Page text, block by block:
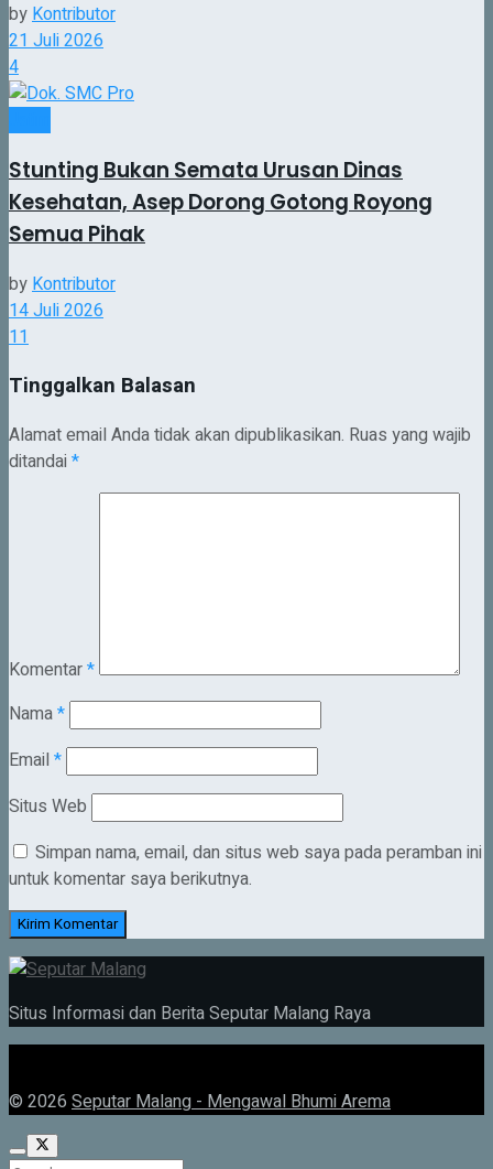
byKontributor
21 Juli 2026
4
Stunting Bukan Semata Urusan Dinas
Kesehatan, Asep Dorong Gotong Royong
Semua Pihak
by Kontributor
14 Juli 2026
11
Tinggalkan Balasan
Alamat email Anda tidak akan dipublikasikan. Ruas yang wajib
ditandai *
Komentar*
Nama*
Email *
Situs Web
Simpan nama, email, dan situs web saya pada peramban ini
untuk komentar saya berikutnya.
Situs Informasi dan Berita Seputar Malang Raya
© 2026 Seputar Malang - Mengawal Bhumi Arema